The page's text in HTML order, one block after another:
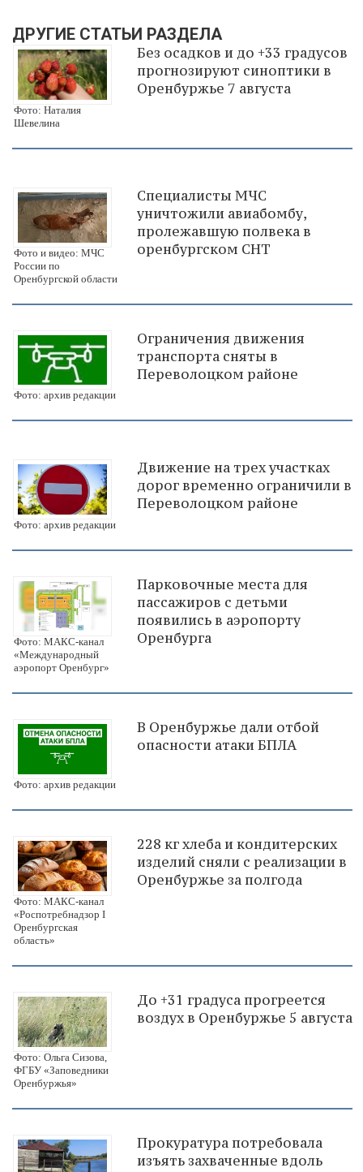
ДРУГИЕ СТАТЬИ РАЗДЕЛА
Фото: Наталия
Шевелина
Без осадков и до +33 градусов
прогнозируют синоптики в
Оренбуржье 7 августа
Фото и видео: МЧС
России по
Оренбургской области
Специалисты МЧС
уничтожили авиабомбу,
пролежавшую полвека в
оренбургском СНТ
Фото: архив редакции
Ограничения движения
транспорта сняты в
Переволоцком районе
Фото: архив редакции
Движение на трех участках
дорог временно ограничили в
Переволоцком районе
Фото: МАКС-канал
«Международный
аэропорт Оренбург»
Парковочные места для
пассажиров с детьми
появились в аэропорту
Оренбурга
Фото: архив редакции
В Оренбуржье дали отбой
опасности атаки БПЛА
Фото: МАКС-канал
«Роспотребнадзор I
Оренбургская
область»
228 кг хлеба и кондитерских
изделий сняли с реализации в
Оренбуржье за полгода
Фото: Ольга Сизова,
ФГБУ «Заповедники
Оренбуржья»
До +31 градуса прогреется
воздух в Оренбуржье 5 августа
Прокуратура потребовала
изъять захваченные вдоль